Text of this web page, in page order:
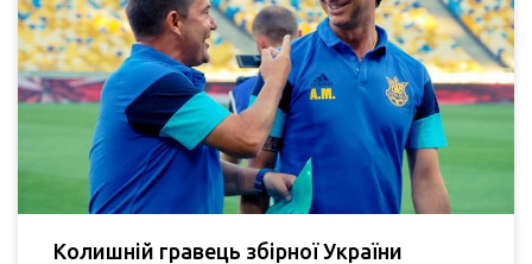
Колишній гравець збірної України